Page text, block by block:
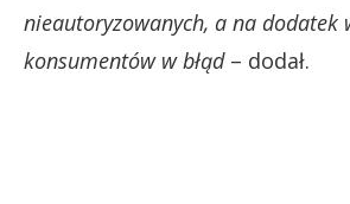
nieautoryzowanych, a na dodatek
konsumentów w błąd– dodał.